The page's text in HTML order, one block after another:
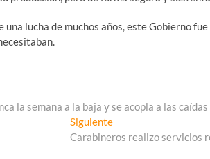
una lucha de muchos años, este Gobierno
la semana a la baja y se acopla a las
SiguienteEntrada
siguiente:
Carabineros realizo servicios